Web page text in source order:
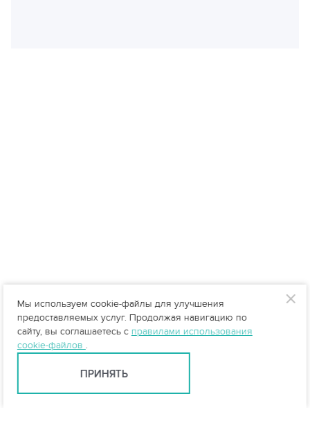
Мы используем cookie-файлы для улучшения
предоставляемых услуг. Продолжая навигацию по
сайту, вы соглашаетесь с правилами использования
cookie-файлов .
ПРИНЯТЬ